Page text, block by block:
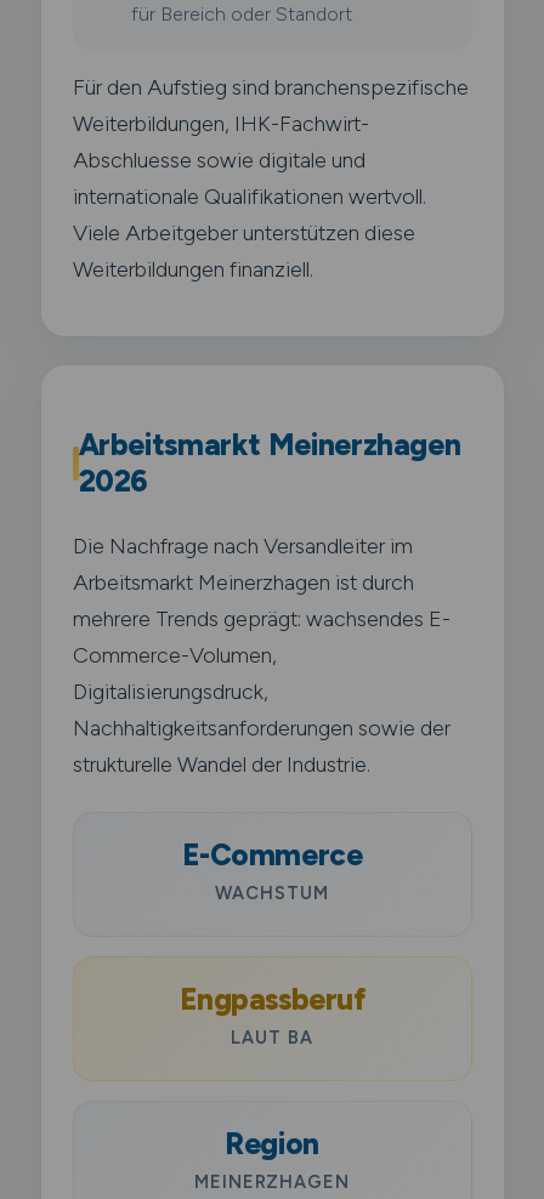
für Bereich oder Standort
Für den Aufstieg sind branchenspezifische
Weiterbildungen, IHK-Fachwirt-
Abschluesse sowie digitale und
internationale Qualifikationen wertvoll.
Viele Arbeitgeber unterstützen diese
Weiterbildungen finanziell.
Arbeitsmarkt Meinerzhagen
2026
Die Nachfrage nach Versandleiter im
Arbeitsmarkt Meinerzhagen ist durch
mehrere Trends geprägt: wachsendes E-
Commerce-Volumen,
Digitalisierungsdruck,
Nachhaltigkeitsanforderungen sowie der
strukturelle Wandel der Industrie.
E-Commerce
WACHSTUM
Engpassberuf
LAUT BA
Region
MEINERZHAGEN